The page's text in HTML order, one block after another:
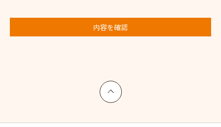
内容を確認
上へ戻る